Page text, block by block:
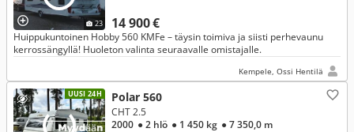
23 14 900 €
Huippukuntoinen Hobby 560 KMFe – täysin toimiva ja siisti perhevaunu
kerrossängyllä! Huoleton valinta seuraavalle omistajalle.
Kempele, Ossi Hentilä
UUSI 24H Polar 560
CHT 2.5
2000 ● 2 hlö ● 1 450 kg ● 7 350,0 m